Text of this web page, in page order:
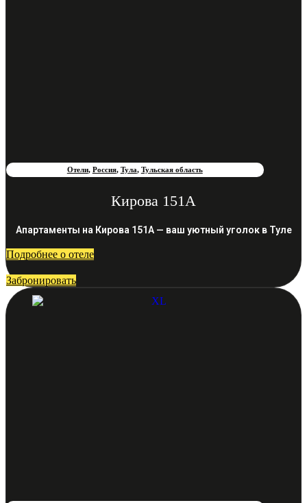
Отели, Россия, Тула, Тульская область
Кирова 151А
Апартаменты на Кирова 151А — ваш уютный уголок в Туле
Подробнее о отеле
Забронировать